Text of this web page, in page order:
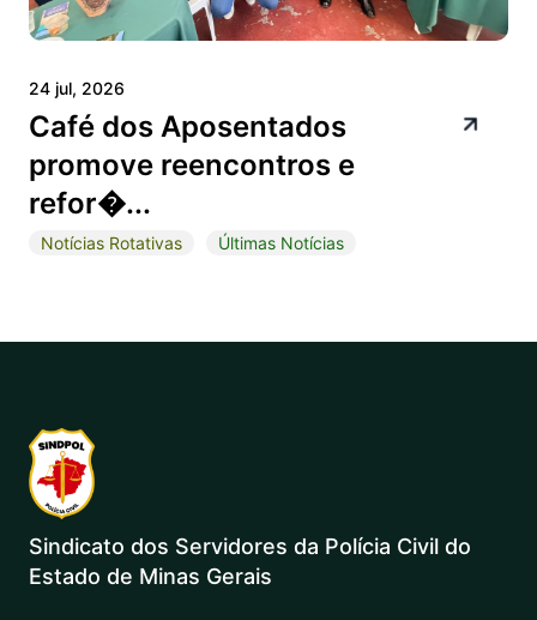
24 jul, 2026
Café dos Aposentados
promove reencontros e
refor�...
Notícias Rotativas Últimas Notícias
Sindicato dos Servidores da Polícia Civil do
Estado de Minas Gerais